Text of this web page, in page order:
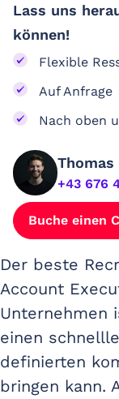
Lass uns
können!
Flexible
Auf Anfrage
Nach oben
Thomas
+43 676
Buche einen
Der beste
Account
Unternehmen
einen
definierten
bringen kann.